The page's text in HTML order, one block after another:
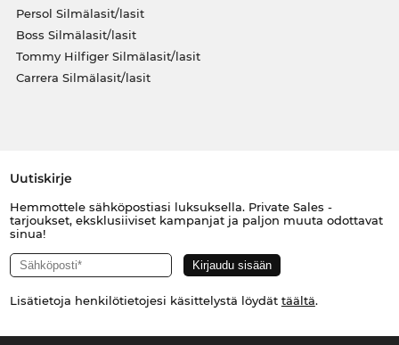
Persol Silmälasit/lasit
Boss Silmälasit/lasit
Tommy Hilfiger Silmälasit/lasit
Carrera Silmälasit/lasit
Uutiskirje
Hemmottele sähköpostiasi luksuksella. Private Sales -
tarjoukset, eksklusiiviset kampanjat ja paljon muuta odottavat
sinua!
Lisätietoja henkilötietojesi käsittelystä löydät täältä.